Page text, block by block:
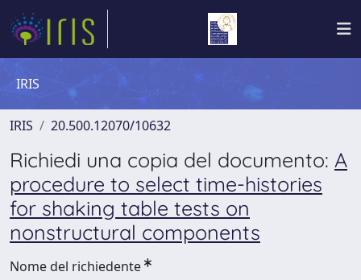
IRIS
IRIS 20.500.12070/10632
Richiedi una copia del documento: A
procedure to select time-histories
for shaking table tests on
nonstructural components
Nome del richiedente